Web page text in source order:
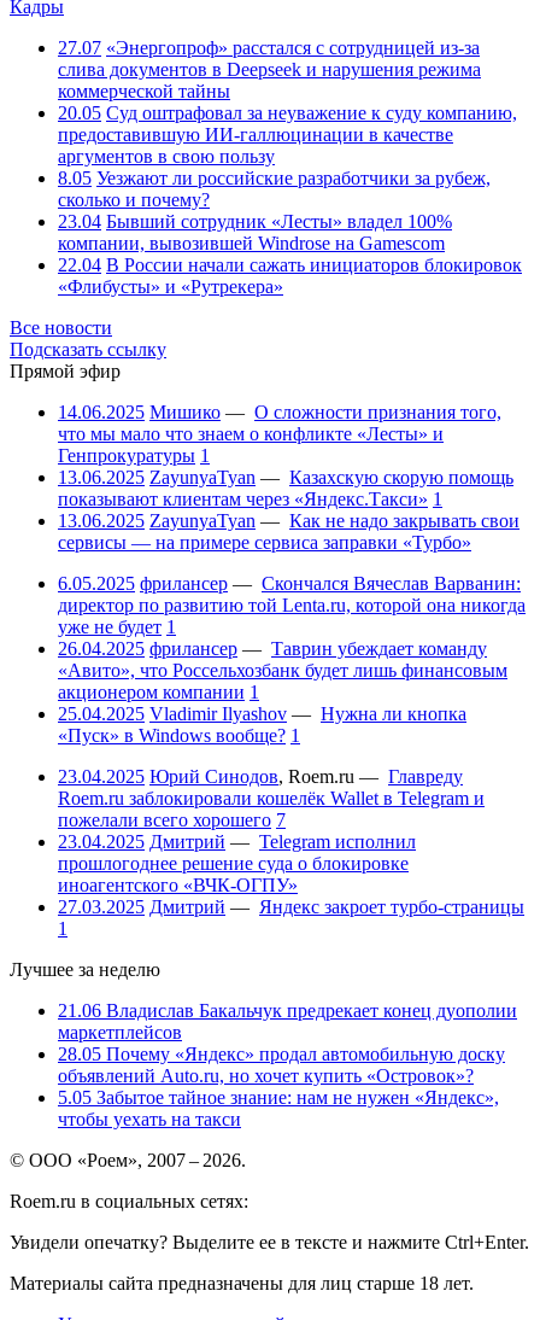
Кадры
27.07 «Энергопроф» расстался с сотрудницей из-за
слива документов в Deepseek и нарушения режима
коммерческой тайны
20.05 Суд оштрафовал за неуважение к суду компанию,
предоставившую ИИ-галлюцинации в качестве
аргументов в свою пользу
8.05 Уезжают ли российские разработчики за рубеж,
сколько и почему?
23.04 Бывший сотрудник «Лесты» владел 100%
компании, вывозившей Windrose на Gamescom
22.04 В России начали сажать инициаторов блокировок
«Флибусты» и «Рутрекера»
Все новости
Подсказать ссылку
Прямой эфир
14.06.2025 Мишико — О сложности признания того,
что мы мало что знаем о конфликте «Лесты» и
Генпрокуратуры 1
13.06.2025 ZayunyaTyan — Казахскую скорую помощь
показывают клиентам через «Яндекс.Такси» 1
13.06.2025 ZayunyaTyan — Как не надо закрывать свои
сервисы — на примере сервиса заправки «Турбо»
6.05.2025 фрилансер — Скончался Вячеслав Варванин:
директор по развитию той Lenta.ru, которой она никогда
уже не будет 1
26.04.2025 фрилансер — Таврин убеждает команду
«Авито», что Россельхозбанк будет лишь финансовым
акционером компании 1
25.04.2025 Vladimir Ilyashov — Нужна ли кнопка
«Пуск» в Windows вообще? 1
23.04.2025 Юрий Синодов, Roem.ru — Главреду
Roem.ru заблокировали кошелёк Wallet в Telegram и
пожелали всего хорошего 7
23.04.2025 Дмитрий — Telegram исполнил
прошлогоднее решение суда о блокировке
иноагентского «ВЧК-ОГПУ»
27.03.2025 Дмитрий — Яндекс закроет турбо-страницы
1
Лучшее за неделю
21.06 Владислав Бакальчук предрекает конец дуополии
маркетплейсов
28.05 Почему «Яндекс» продал автомобильную доску
объявлений Auto.ru, но хочет купить «Островок»?
5.05 Забытое тайное знание: нам не нужен «Яндекс»,
чтобы уехать на такси
© ООО «Роем», 2007 – 2026.
Roem.ru в социальных сетях:
Увидели опечатку? Выделите ее в тексте и нажмите Ctrl+Enter.
Материалы сайта предназначены для лиц старше 18 лет.